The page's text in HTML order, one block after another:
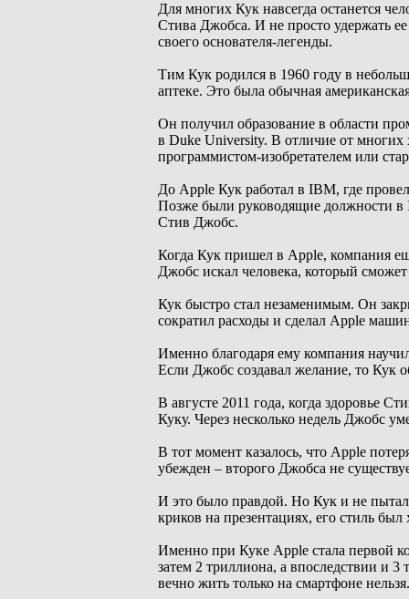
Для многих Кук навсегда останется
Стива Джобса. И не просто удержать ее
своего основателя-легенды.
Тим Кук родился в 1960 году в
аптеке. Это была обычная
Он получил образование в области
в Duke University. В отличие от
программистом-изобретателем или
До Apple Кук работал в IBM, где
Позже были руководящие должности в
Стив Джобс.
Когда Кук пришел в Apple, компания
Джобс искал человека, который
Кук быстро стал незаменимым. Он
сократил расходы и сделал Apple
Именно благодаря ему компания
Если Джобс создавал желание, то Кук
В августе 2011 года, когда здоровье
Куку. Через несколько недель Джобс
В тот момент казалось, что Apple
убежден – второго Джобса не
И это было правдой. Но Кук и не
криков на презентациях, его стиль
Именно при Куке Apple стала первой
затем 2 триллиона, а впоследствии и
вечно жить только на смартфоне